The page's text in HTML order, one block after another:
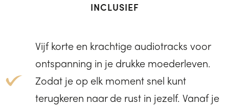
INCLUSIEF
Vijf korte en krachtige audiotracks voor
ontspanning in je drukke moederleven.
Zodat je op elk moment snel kunt
terugkeren naar de rust in jezelf. Vanaf je